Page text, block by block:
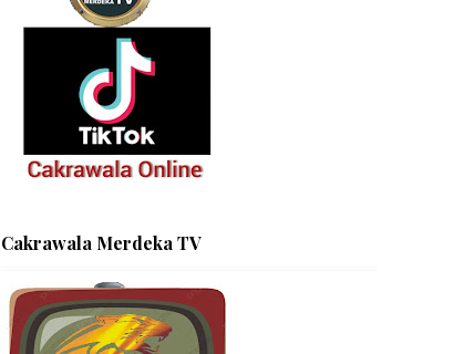
Cakrawala Merdeka TV